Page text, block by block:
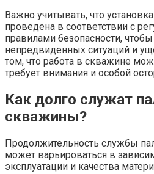
Важно учитывать, что
проведена в соответствии с
правилами безопасности,
непредвиденных ситуаций и
том, что работа в скважине
требует внимания и особой
Как долго служат
скважины?
Продолжительность службы
может варьироваться в
эксплуатации и качества